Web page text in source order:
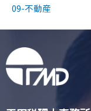
09-不動産